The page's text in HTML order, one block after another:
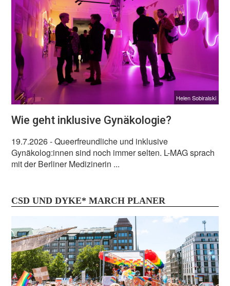
Helen Sobiralski
Wie geht inklusive Gynäkologie?
19.7.2026- Queerfreundliche und inklusive
Gynäkolog:innen sind noch immer selten. L-MAG sprach
mit der Berliner Medizinerin ...
CSD UND DYKE* MARCH PLANER